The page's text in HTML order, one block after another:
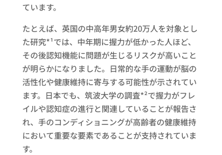
ています。
たとえば、英国の中高年男女約20万人を対象とし
た研究*¹では、中年期に握力が低かった人ほど、
その後認知機能に問題が生じるリスクが高いこと
が明らかになりました。日常的な手の運動が脳の
活性化や健康維持に寄与する可能性が示されてい
ます。日本でも、筑波大学の調査*²で握力がフレ
イルや認知症の進行と関連していることが報告さ
れ、手のコンディショニングが高齢者の健康維持
において重要な要素であることが支持されていま
す。